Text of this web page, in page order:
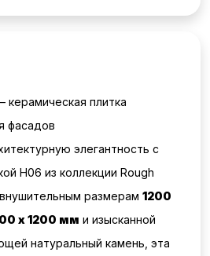
керамическая плитка
фасадов
элегантность с
H06 из коллекции Rough
размерам 1200
x 1200 мм и изысканной
натуральный камень, эта